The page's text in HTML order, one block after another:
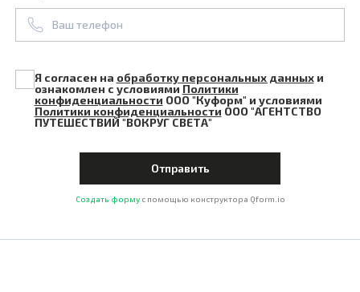
Я согласен на обработку персональных данныхи
ознакомлен с условиями Политики
конфиденциальности ООО "Куформ" и условиями
Политики конфиденциальности ООО "АГЕНТСТВО
ПУТЕШЕСТВИЙ "ВОКРУГ СВЕТА"
Создать форму с помощью конструктора Qform.io
Дата Заезда